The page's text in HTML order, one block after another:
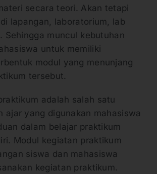
secara teori. Akan tetapi
lapangan, laboratorium, lab
Sehingga muncul kebutuhan
untuk memiliki
modul yang menunjang
tersebut.
adalah salah satu
ajar yang digunakan mahasiswa
dalam belajar praktikum
Modul kegiatan praktikum
siswa dan mahasiswa
kegiatan praktikum.